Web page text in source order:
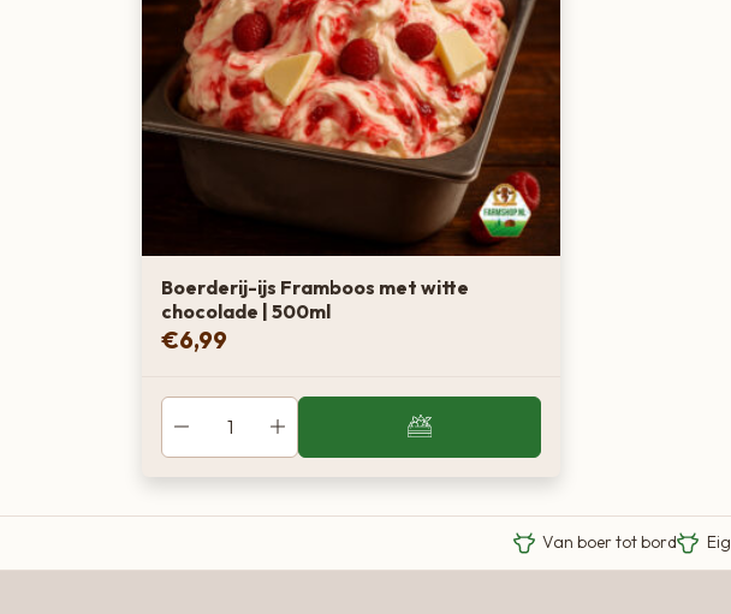
Boerderij-ijs Framboos met witte
chocolade | 500ml
€6,99
Van boer tot bord